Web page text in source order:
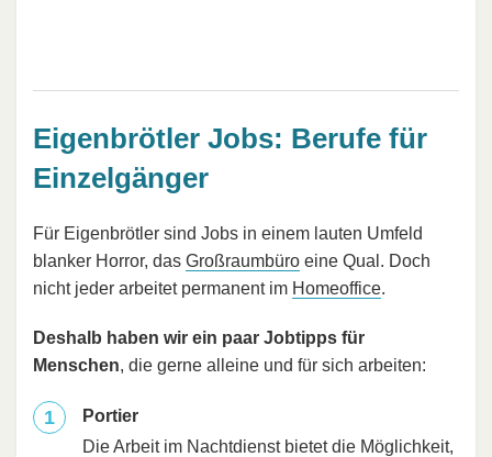
Eigenbrötler Jobs: Berufe für
Einzelgänger
Für Eigenbrötler sind Jobs in einem lauten Umfeld
blanker Horror, das Großraumbüro eine Qual. Doch
nicht jeder arbeitet permanent im Homeoffice.
Deshalb haben wir ein paar Jobtipps für
Menschen, die gerne alleine und für sich arbeiten:
Portier
Die Arbeit im Nachtdienst bietet die Möglichkeit,